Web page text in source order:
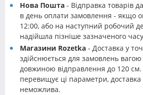
Нова Пошта - Відправка товарів
в день оплати замовлення - якщо
12:00, або на наступний робочий
надійшла пізніше зазначеного
Магазини Rozetka - Доставка у
здійснюється для замовлень вагою
довжиною відправлення до 120
перевищує ці параметри, доставка
неможлива.